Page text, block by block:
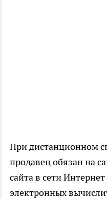
При дистанционном
продавец обязан на
сайта в сети
электронных